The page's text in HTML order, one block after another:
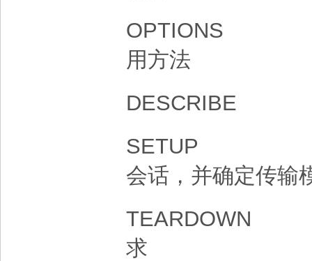
OPTIONS
用方法
DESCRIBE
SETUP
会话，并确定传输
TEARDOWN
求